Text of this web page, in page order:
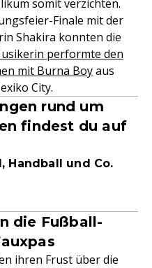
somit verzichten.
Finale mit der
Shakira konnten die
performte den
mit Burna Boyaus
City.
rund um
findest du auf
Handball und Co.
die Fußball-
ihren Frust über die